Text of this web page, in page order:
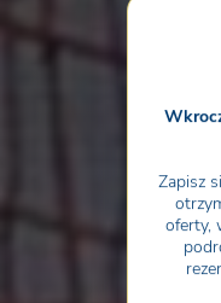
Zapisz
oferty,